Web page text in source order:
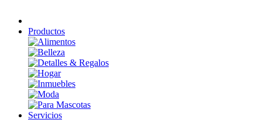
Productos
Servicios